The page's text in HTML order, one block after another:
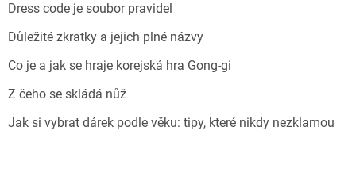
Dress code je soubor pravidel
Důležité zkratky a jejich plné názvy
Co je a jak se hraje korejská hra Gong-gi
Z čeho se skládá nůž
Jak si vybrat dárek podle věku: tipy, které nikdy nezklamou